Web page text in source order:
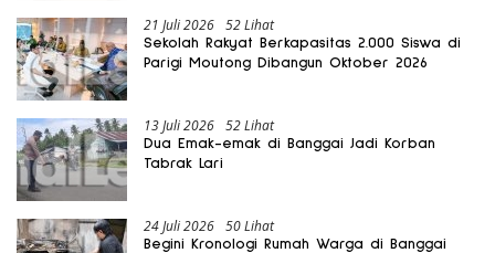
21 Juli 2026 52 Lihat
Sekolah Rakyat Berkapasitas 2.000 Siswa di
Parigi Moutong Dibangun Oktober 2026
13 Juli 2026 52 Lihat
Dua Emak-emak di Banggai Jadi Korban
Tabrak Lari
24 Juli 2026 50 Lihat
Begini Kronologi Rumah Warga di Banggai